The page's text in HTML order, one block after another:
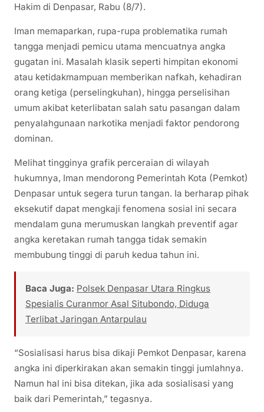
Hakim di Denpasar, Rabu (8/7).
Iman memaparkan, rupa-rupa problematika rumah
tangga menjadi pemicu utama mencuatnya angka
gugatan ini. Masalah klasik seperti himpitan ekonomi
atau ketidakmampuan memberikan nafkah, kehadiran
orang ketiga (perselingkuhan), hingga perselisihan
umum akibat keterlibatan salah satu pasangan dalam
penyalahgunaan narkotika menjadi faktor pendorong
dominan.
Melihat tingginya grafik perceraian di wilayah
hukumnya, Iman mendorong Pemerintah Kota (Pemkot)
Denpasar untuk segera turun tangan. Ia berharap pihak
eksekutif dapat mengkaji fenomena sosial ini secara
mendalam guna merumuskan langkah preventif agar
angka keretakan rumah tangga tidak semakin
membubung tinggi di paruh kedua tahun ini.
Baca Juga: Polsek Denpasar Utara Ringkus
Spesialis Curanmor Asal Situbondo, Diduga
Terlibat Jaringan Antarpulau
“Sosialisasi harus bisa dikaji Pemkot Denpasar, karena
angka ini diperkirakan akan semakin tinggi jumlahnya.
Namun hal ini bisa ditekan, jika ada sosialisasi yang
baik dari Pemerintah,” tegasnya.